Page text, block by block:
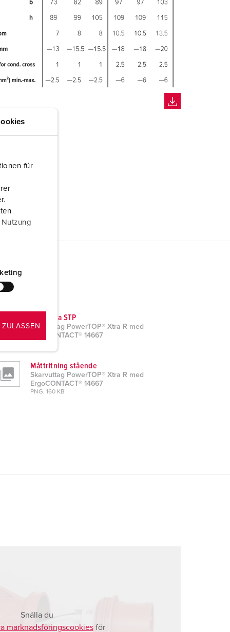
für
CAD data STP
Skarvuttag PowerTOP® Xtra R med
ErgoCONTACT® 14667
Måttritning stående
Skarvuttag PowerTOP® Xtra R med
ErgoCONTACT® 14667
PNG, 160 KB
Snälla du
marknadsföringscookiesför